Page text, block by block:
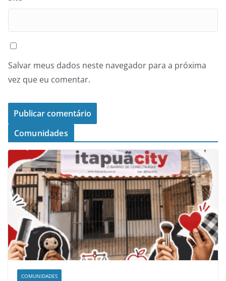
Salvar meus dados neste navegador para a próxima
vez que eu comentar.
Comunidades
COMUNIDADES